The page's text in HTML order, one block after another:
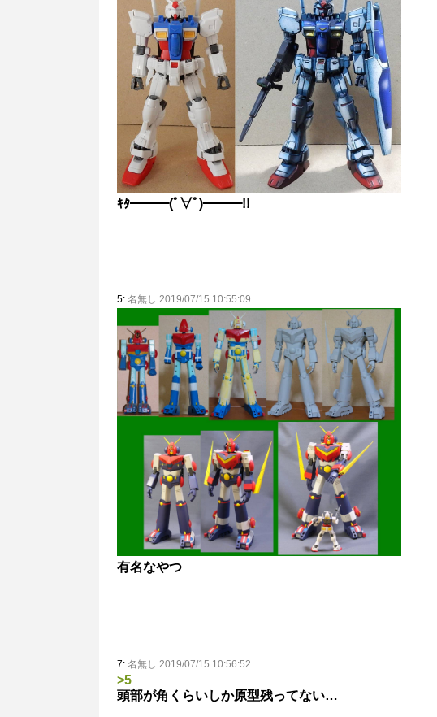
ｷﾀ━━━(ﾟ∀ﾟ)━━━!!
5: 名無し 2019/07/15 10:55:09
有名なやつ
7: 名無し 2019/07/15 10:56:52
>5
頭部が角くらいしか原型残ってない…